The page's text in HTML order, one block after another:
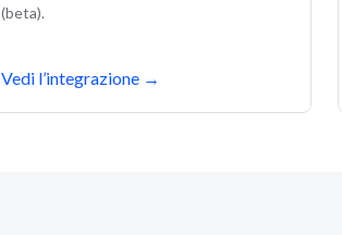
(beta).
Vedi l’integrazione→